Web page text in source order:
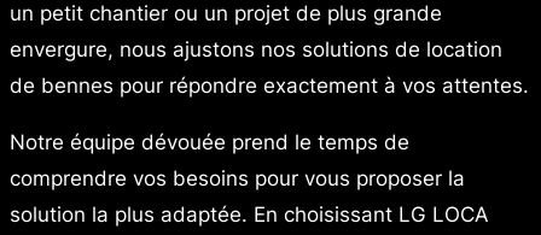
un petit chantier ou un projet de plus grande
envergure, nous ajustons nos solutions de location
de bennes pour répondre exactement à vos attentes.
Notre équipe dévouée prend le temps de
comprendre vos besoins pour vous proposer la
solution la plus adaptée. En choisissant LG LOCA